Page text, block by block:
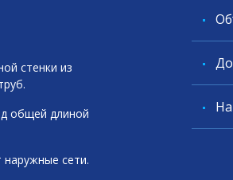
стенки из
общей длиной
сети.